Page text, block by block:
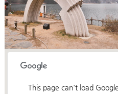
This page can't load Google